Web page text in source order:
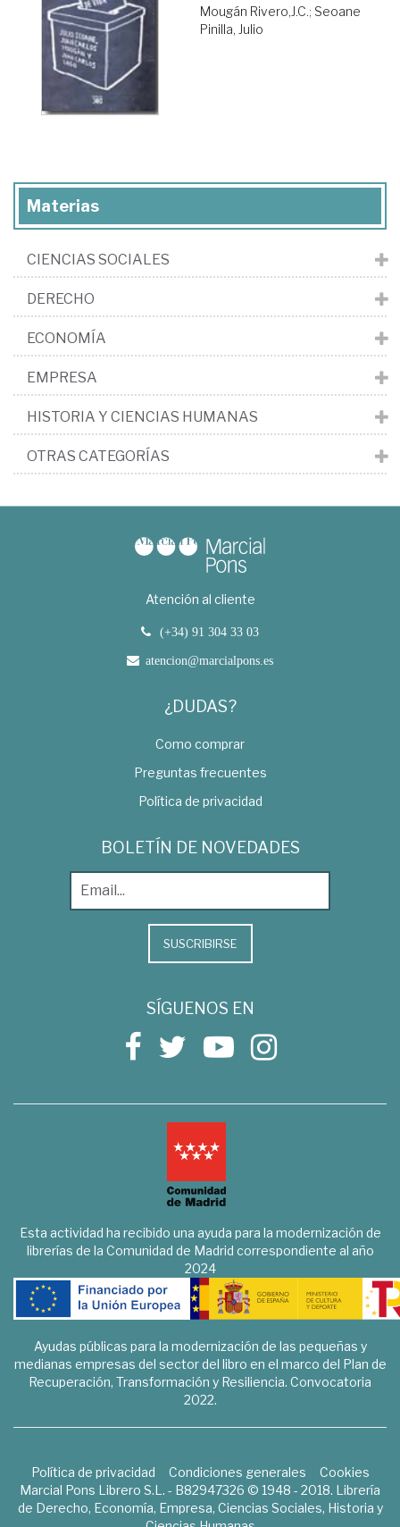
Mougán Rivero,J.C.; Seoane
Pinilla, Julio
Materias
CIENCIAS SOCIALES
DERECHO
ECONOMÍA
EMPRESA
HISTORIA Y CIENCIAS HUMANAS
OTRAS CATEGORÍAS
Atención al cliente
(+34) 91 304 33 03
atencion@marcialpons.es
¿DUDAS?
Como comprar
Preguntas frecuentes
Política de privacidad
BOLETÍN DE NOVEDADES
SUSCRIBIRSE
SÍGUENOS EN
Esta actividad ha recibido una ayuda para la modernización de
librerías de la Comunidad de Madrid correspondiente al año
2024
Ayudas públicas para la modernización de las pequeñas y
medianas empresas del sector del libro en el marco del Plan de
Recuperación, Transformación y Resiliencia. Convocatoria
2022.
Política de privacidad Condiciones generales
Cookies
Marcial Pons Librero S.L. - B82947326 © 1948 - 2018. Librería
de Derecho, Economía, Empresa, Ciencias Sociales, Historia y